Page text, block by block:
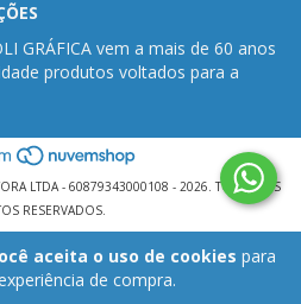
aceita o uso de cookies para
de compra.
GRÁFICA vem a mais de 60 anos
produtos voltados para a
LTDA - 60879343000108 - 2026. TODOS OS
RESERVADOS.